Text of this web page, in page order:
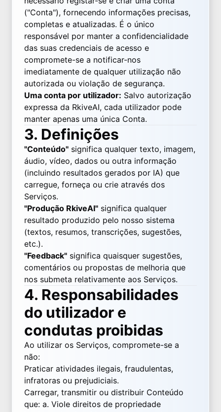
("Conta"), fornecendo informações precisas,
completas e atualizadas. É o único
responsável por manter a confidencialidade
das suas credenciais de acesso e
compromete-se a notificar-nos
imediatamente de qualquer utilização não
autorizada ou violação de segurança.
Uma conta por utilizador: Salvo autorização
expressa da RkiveAI, cada utilizador pode
manter apenas uma única Conta.
3. Definições
"Conteúdo" significa qualquer texto, imagem,
áudio, vídeo, dados ou outra informação
(incluindo resultados gerados por IA) que
carregue, forneça ou crie através dos
Serviços.
"Produção RkiveAI" significa qualquer
resultado produzido pelo nosso sistema
(textos, resumos, transcrições, sugestões,
etc.).
"Feedback" significa quaisquer sugestões,
comentários ou propostas de melhoria que
nos submeta relativamente aos Serviços.
4. Responsabilidades
do utilizador e
condutas proibidas
Ao utilizar os Serviços, compromete-se a
não:
Praticar atividades ilegais, fraudulentas,
infratoras ou prejudiciais.
Carregar, transmitir ou distribuir Conteúdo
que: a. Viole direitos de propriedade